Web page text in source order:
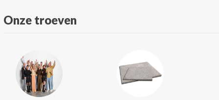
Onze troeven